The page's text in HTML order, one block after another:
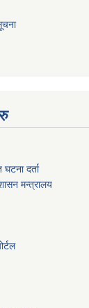
दर्ता
मन्त्रालय